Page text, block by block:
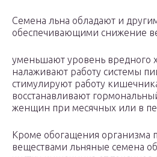
Семена льна обладают и
обеспечивающими снижение
уменьшают уровень вредного
налаживают работу системы
стимулируют работу
восстанавливают
женщин при месячных или в
Кроме обогащения организма
веществами льняные семена